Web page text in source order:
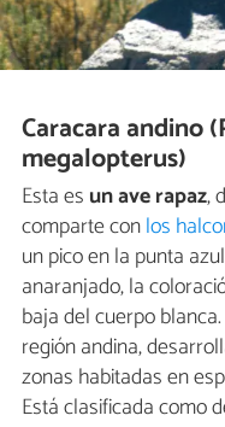
Caracara andino
megalopterus)
Esta es un ave rapaz,
comparte conlos
un pico en la punta
anaranjado, la
baja del cuerpo
región andina,
zonas habitadas en
Está clasificada como